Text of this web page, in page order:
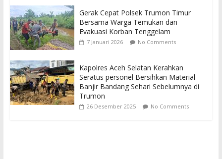
Gerak Cepat Polsek Trumon Timur
Bersama Warga Temukan dan
Evakuasi Korban Tenggelam
7 Januari 2026 No Comments
Kapolres Aceh Selatan Kerahkan
Seratus personel Bersihkan Material
Banjir Bandang Sehari Sebelumnya di
Trumon
26 Desember 2025 No Comments